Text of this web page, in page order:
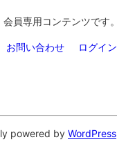
会員専用コンテンツです。
お問い合わせ ログイン
powered by WordPress